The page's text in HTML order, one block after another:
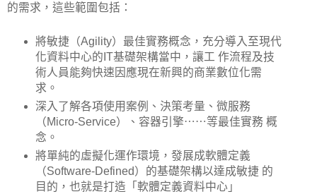
的需求，這些範圍包括：
將敏捷（Agility）最佳實務概念，充分導入至現代
化資料中心的IT基礎架構當中，讓工 作流程及技
術人員能夠快速因應現在新興的商業數位化需
求。
深入了解各項使用案例、決策考量、微服務
（Micro-Service）、容器引擎⋯⋯等最佳實務 概
念。
將單純的虛擬化運作環境，發展成軟體定義
（Software-Defined）的基礎架構以達成敏捷 的
目的，也就是打造「軟體定義資料中心」